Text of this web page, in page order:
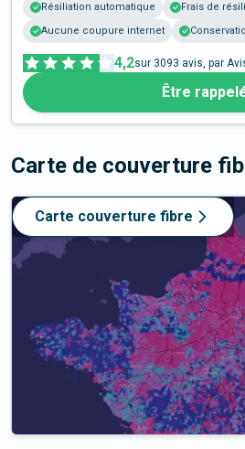
Résiliation automatique
Frais de
Aucune coupure internet
4,2sur 3093 avis, par
Être
Carte de couverture
Carte couverture fibre